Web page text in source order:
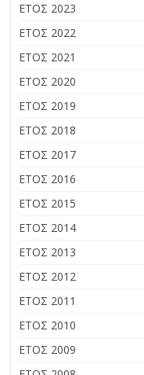
ΕΤΟΣ 2023
ΕΤΟΣ 2022
ΕΤΟΣ 2021
ΕΤΟΣ 2020
ΕΤΟΣ 2019
ΕΤΟΣ 2018
ΕΤΟΣ 2017
ΕΤΟΣ 2016
ΕΤΟΣ 2015
ΕΤΟΣ 2014
ΕΤΟΣ 2013
ΕΤΟΣ 2012
ΕΤΟΣ 2011
ΕΤΟΣ 2010
ΕΤΟΣ 2009